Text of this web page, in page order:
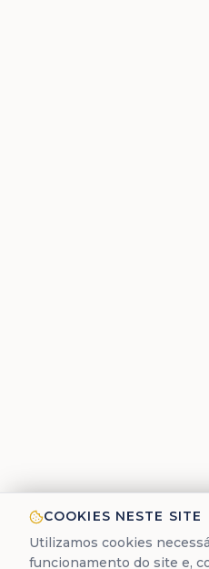
COOKIES NESTE SITE
Utilizamos cookies
funcionamento do site e,